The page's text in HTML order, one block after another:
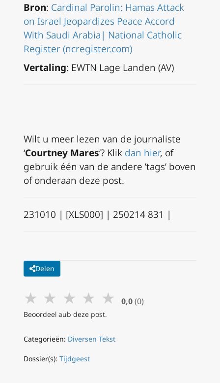
Bron: Cardinal Parolin: Hamas Attack
on Israel Jeopardizes Peace Accord
With Saudi Arabia| National Catholic
Register (ncregister.com)
Vertaling: EWTN Lage Landen (AV)
Wilt u meer lezen van de journaliste
‘Courtney Mares‘? Klik dan hier, of
gebruik één van de andere ’tags’ boven
of onderaan deze post.
231010 | [XLS000] | 250214 831 |
Delen
★ ★ ★ ★ ★ 0,0 (0)
Beoordeel aub deze post.
Categorieën: Diversen Tekst
Dossier(s): Tijdgeest